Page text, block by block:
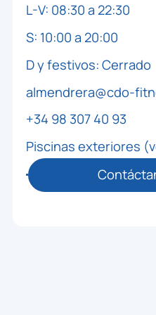
MONITOR: JULIO
🕒 18:15 / 19:00
👥 0 / 50
BODY PUMP -
MONITOR: JULIO
🕒 19:15 / 20:00
👥 0 / 41
L-V: 08:30 a 22:30
S: 10:00 a 20:00
D y festivos: Cerrado
almendrera@cdo-
+34 98 307 40 93
Piscinas exteriores